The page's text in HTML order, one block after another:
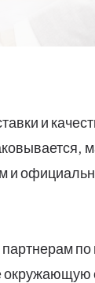
и
и
по